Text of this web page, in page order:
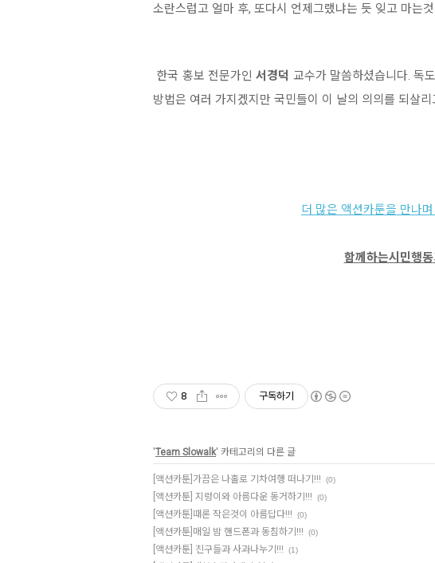
소란스럽고 얼마 후, 또다시 언제그랬냐는 듯 잊고 마는
한국 홍보 전문가인서경덕 교수가 말씀하셨습니다. 독
방법은 여러 가지겠지만 국민들이 이 날의 의의를 되살
더 많은 액션카툰을 만나
함께하는시민행동
8 구독하기
'Team Slowalk' 카테고리의 다른 글
[액션카툰]가끔은 나홀로 기차여행 떠나기!!! (0)
[액션카툰] 지렁이와 아름다운 동거하기!!! (0)
[액션카툰]때론 작은것이 아름답다!!! (0)
[액션카툰]매일 밤 핸드폰과 동침하기!!! (0)
[액션카툰] 친구들과 사과나누기!!! (1)